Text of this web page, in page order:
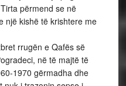
përmend se në
një kishë të krishtere me
rrugën e Qafës së
në të majtë të
1970 gërmadha dhe